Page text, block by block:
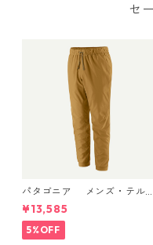
正規品 製品番号 44695セ
パタゴニア メンズ・テルボ
ンヌ・ジョガーズ (カラー
bcat Brown) Patagonia Me
n's Terrebonne Trail Jogger
s 日本正規品 製品番号 2454
¥13,585
5%OFF